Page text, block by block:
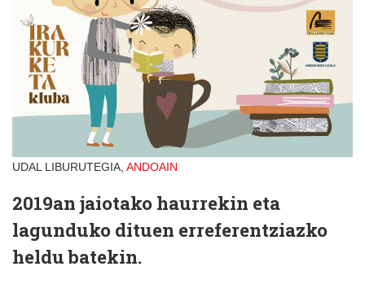
UDAL LIBURUTEGIA, ANDOAIN
2019an jaiotako haurrekin eta
lagunduko dituen erreferentziazko
heldu batekin.